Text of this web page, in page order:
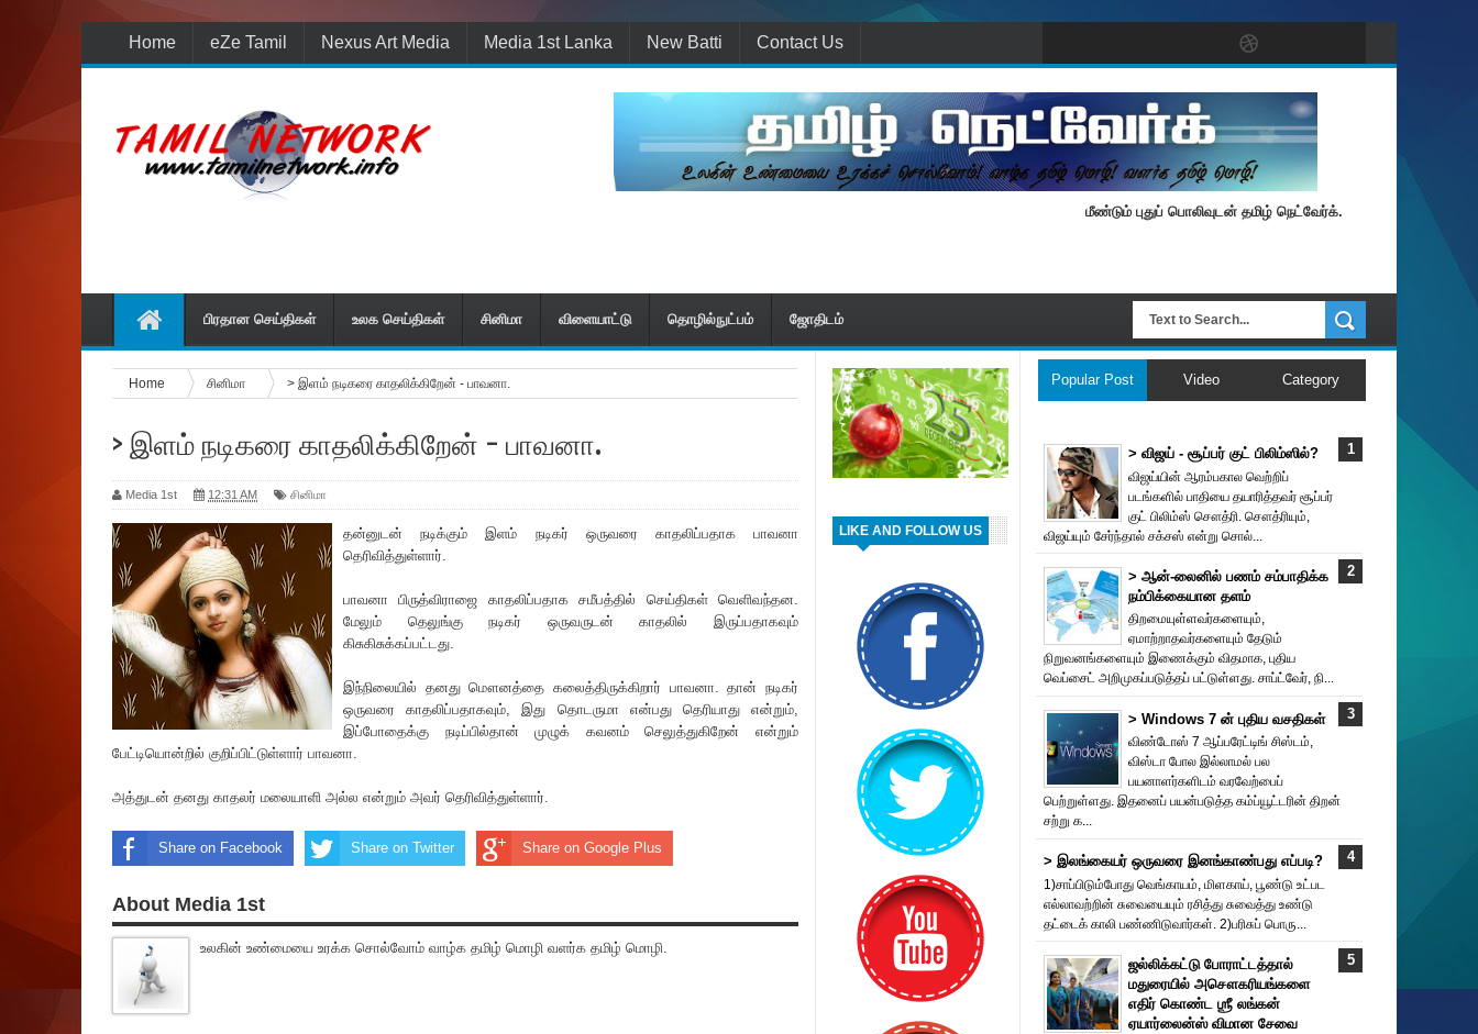
Home eZe Tamil Nexus Art Media Media 1st Lanka New Batti Contact Us
மீண்டும் புதுப் பொலிவுடன் தமிழ் நெட்வேர்க்.
பிரதான செய்திகள் உலக செய்திகள் சினிமா விளையாட்டு தொழில்நுட்பம் ஜோதிடம்
LIKE AND FOLLOW US
Home சினிமா > இளம் நடிகரை காதலிக்கிறேன் - பாவனா.
> இளம் நடிகரை காதலிக்கிறேன் - பாவனா.
Media 1st 12:31 AM சினிமா
தன்னுடன் நடிக்கும் இளம் நடிகர் ஒருவரை காதலிப்பதாக பாவனா
தெ‌ரிவித்துள்ளார்.
பாவனா பிருத்விராஜை காதலிப்பதாக சமீபத்தில் செய்திகள் வெளிவந்தன.
மேலும் தெலு‌ங்கு நடிகர் ஒருவருடன் காதலில் இருப்பதாகவும்
கிசுகிசுக்கப்பட்டது.
இந்நிலையில் தனது மௌனத்தை கலைத்திருக்கிறார் பாவனா. தான் நடிகர்
ஒருவரை காதலிப்பதாகவும், இது தொடருமா என்பது தெ‌ரியாது என்றும்,
இப்போதைக்கு நடிப்பில்தான் முழுக் கவனம் செலுத்துகிறேன் என்றும்
பேட்டியொன்றில் குறிப்பிட்டுள்ளார் பாவனா.
அத்துடன் தனது காதலர் மலையாளி அல்ல என்றும் அவர் தெ‌ரிவித்துள்ளார்.
Share on Facebook Share on Twitter Share on Google Plus
About Media 1st
உலகின் உண்மையை உரக்க சொல்வோம் வாழ்க தமிழ் மொழி வளர்க தமிழ் மொழி.
Popular Post Video Category
> விஜய் - சூப்பர் குட் பிலிம்ஸில்?
விஜய்யின் ஆரம்பகால வெற்றிப்
படங்களில் பாதியை தயா‌ரித்தவர் சூப்பர்
குட் பிலிம்ஸ் சௌத்‌ரி. சௌத்‌ரியும்,
விஜய்யும் சேர்ந்தால் சக்சஸ் என்று சொல்...
> ஆன்-லைனில் பணம் சம்பாதிக்க
நம்பிக்கையான தளம்
திறமையுள்ளவர்களையும்,
ஏமாற்றாதவர்களையும் தேடும்
நிறுவனங்களையும் இணைக்கும் விதமாக, புதிய
வெப்சைட் அறிமுகப்படுத்தப் பட்டுள்ளது. சாப்ட்வேர், நி...
> Windows 7 ன் புதிய வசதிகள்
விண்டோஸ் 7 ஆப்பரேட்டிங் சிஸ்டம்,
விஸ்டா போல இல்லாமல் பல
பயனாளர்களிடம் வரவேற்பைப்
பெற்றுள்ளது. இதனைப் பயன்படுத்த கம்ப்யூட்டரின் திறன்
சற்று க...
> இலங்கையர் ஒருவரை இனங்காண்பது எப்படி?
1)சாப்பிடும்போது வெங்காயம், மிளகாய், பூண்டு உட்பட
எல்லாவற்றின் சுவையையும் ரசித்து சுவைத்து உண்டு
தட்டைக் காலி பண்ணிடுவார்கள். 2)பரிசுப் பொரு...
ஜல்லிக்கட்டு போராட்டத்தால்
மதுரையில் அசௌகரியங்களை
எதிர் கொண்ட ஶ்ரீ லங்கன்
ஏயார்லைன்ஸ் விமான சேவை